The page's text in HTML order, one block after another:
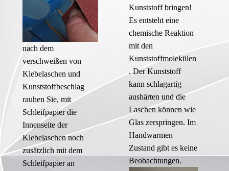
nach dem
verschweißen von
Klebelaschen und
Kunststoffbeschlag
rauhen Sie, mit
Schleifpapier die
Innenseite der
Klebelaschen noch
zusätzlich mit dem
Schleifpapier an
Kunststoff bringen!
Es entsteht eine
chemische Reaktion
mit den
Kunststoffmolekülen
. Der Kunststoff
kann schlagartig
aushärten und die
Laschen können wie
Glas zerspringen. Im
Handwarmen
Zustand gibt es keine
Beobachtungen.